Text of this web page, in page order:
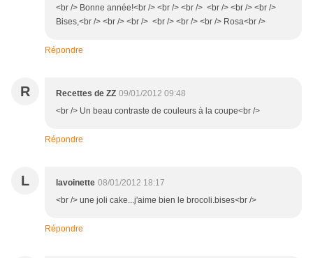
<br /> Bonne année!<br /> <br /> <br /> <br /> <br /> <br />
Bises,<br /> <br /> <br /> <br /> <br /> <br /> Rosa<br />
Répondre
R Recettes de ZZ 09/01/2012 09:48
<br /> Un beau contraste de couleurs à la coupe<br />
Répondre
L lavoinette 08/01/2012 18:17
<br /> une joli cake...j'aime bien le brocoli.bises<br />
Répondre